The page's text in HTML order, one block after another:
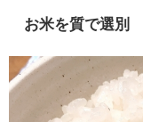
お米を質で選別